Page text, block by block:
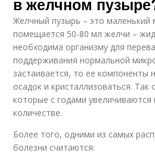
Желчный пузырь – это маленький
помещается 50-80 мл желчи –
необходима организму для
поддерживания нормальной
застаивается, то ее компоненты
осадок и кристаллизоваться. Так
которые с годами увеличиваются
количестве.
Более того, одними из самых
болезни считаются: